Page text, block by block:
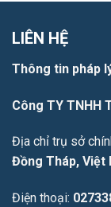
LIÊN HỆ
Thông tin pháp
Công TY TNHH
Địa chỉ trụ sở
Đồng Tháp, Việt
Điện thoại: